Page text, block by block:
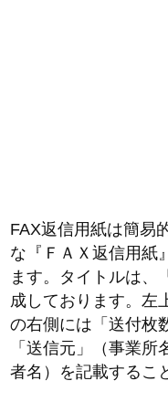
FAX返信用紙は簡易
な『ＦＡＸ返信用紙
ます。タイトルは、
成しております。左
の右側には「送付枚
「送信元」（事業
者名）を記載するこ